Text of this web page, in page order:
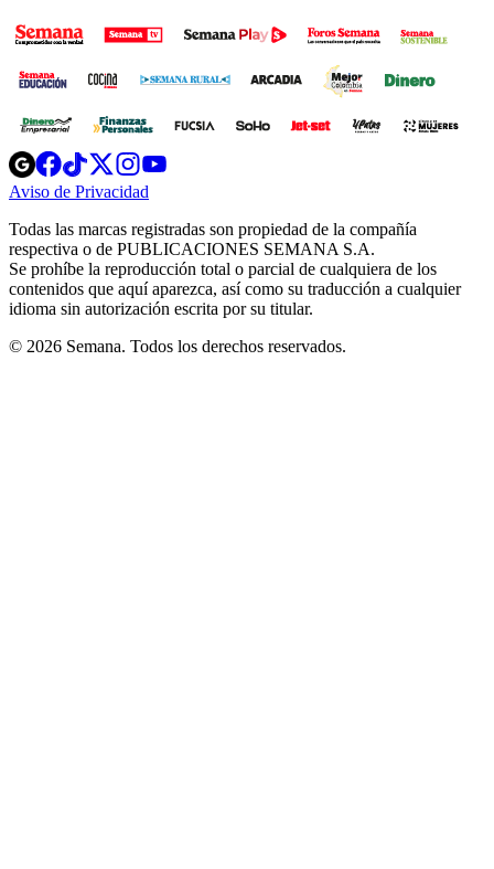
Opens
in
new
Opens
in
new
Opens
in
new
window
Opens
new
windowwindow
Aviso de Privacidad
new
window
Todas las marcas registradas son propiedad de la compañía
respectiva o de PUBLICACIONES SEMANA S.A.
Se prohíbe la reproducción total o parcial de cualquiera de los
contenidos que aquí aparezca, así como su traducción a cualquier
idioma sin autorización escrita por su titular.
© 2026 Semana. Todos los derechos reservados.